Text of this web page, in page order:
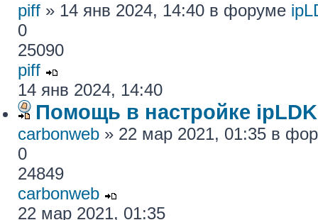
piff » 14 янв 2024, 14:40 в форуме
0
25090
piff
14 янв 2024, 14:40
Помощь в настройке
carbonweb » 22 мар 2021, 01:35 в
0
24849
carbonweb
22 мар 2021, 01:35